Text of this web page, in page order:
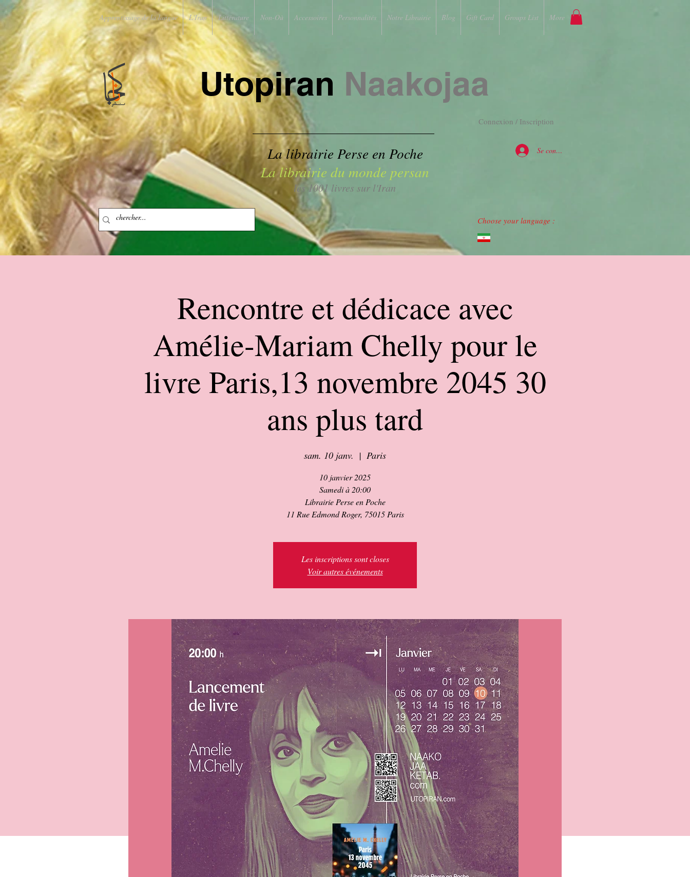
Apprentissage de la langue L'Iran Littérature Non-Où Accessoires Personnalités Notre Librairie Blog Gift Card Groups List More
Connexion / Inscription
Utopiran Naakojaa
La librairie Perse en Poche
La librairie du monde persan
Se connecter
les 1001 livres sur l'Iran
Choose your language :
Rencontre et dédicace avec
Amélie-Mariam Chelly pour le
livre Paris,13 novembre 2045 30
ans plus tard
sam. 10 janv.
  |
Paris
10 janvier 2025
Samedi à 20:00
Librairie Perse en Poche
11 Rue Edmond Roger, 75015 Paris
Les inscriptions sont closes
Voir autres événements